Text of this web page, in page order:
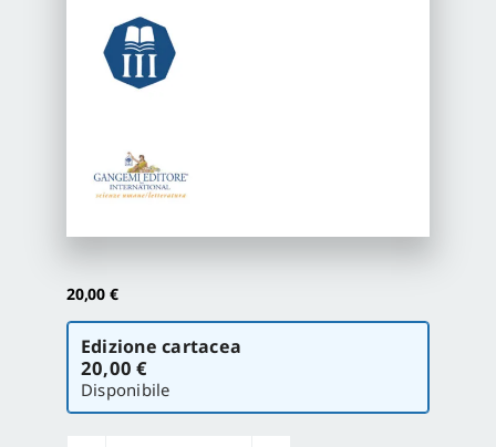
Proposte di pubblicazione
Newsletter
20,00 €
Scegli
versione
Edizione cartacea
20,00 €
Disponibile